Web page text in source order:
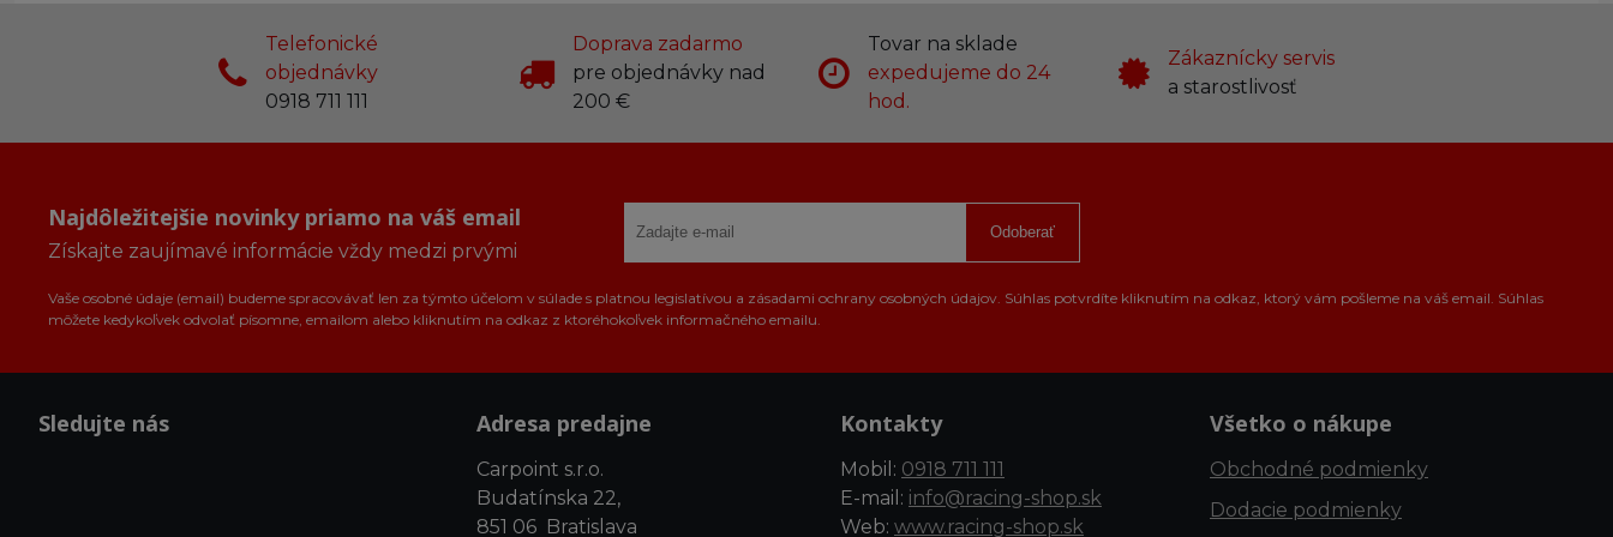
Telefonické
objednávky
0918 711 111
Doprava zadarmo
pre objednávky nad
200 €
Tovar na sklade
expedujeme do 24
hod.
Zákaznícky servis
a starostlivosť
Najdôležitejšie novinky priamo na váš email
Získajte zaujímavé informácie vždy medzi prvými
Odoberať
Vaše osobné údaje (email) budeme spracovávať len za týmto účelom v súlade s platnou legislatívou a zásadami ochrany osobných údajov. Súhlas potvrdíte kliknutím na odkaz, ktorý vám pošleme na váš email. Súhlas
môžete kedykoľvek odvolať písomne, emailom alebo kliknutím na odkaz z ktoréhokoľvek informačného emailu.
Sledujte nás Adresa predajne
Carpoint s.r.o.
Budatínska 22,
851 06 Bratislava
Kontakty
Mobil: 0918 711 111
E-mail: info@racing-shop.sk
Web: www.racing-shop.sk
Všetko o nákupe
Obchodné podmienky
Dodacie podmienky